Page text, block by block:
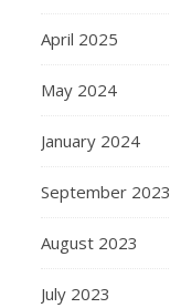
April 2025
May 2024
January 2024
September 2023
August 2023
July 2023